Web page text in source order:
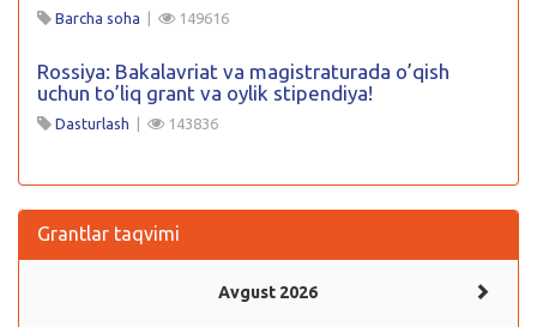
Barcha soha | 149616
Rossiya: Bakalavriat va magistraturada o’qish
uchun to’liq grant va oylik stipendiya!
Dasturlash | 143836
Grantlar taqvimi
Avgust 2026